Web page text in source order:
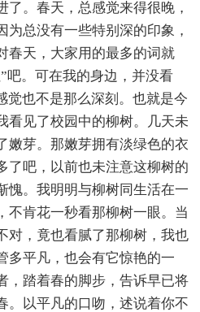
了。春天，总感觉来得很晚，
总没有一些特别深的印象，
春天，大家用的最多的词就
吧。可在我的身边，并没看
觉也不是那么深刻。也就是今
看见了校园中的柳树。几天未
嫩芽。那嫩芽拥有淡绿色的衣
了吧，以前也未注意这柳树的
愧。我明明与柳树同生活在一
不肯花一秒看那柳树一眼。当
对，竟也看腻了那柳树，我也
多平凡，也会有它惊艳的一
，踏着春的脚步，告诉早已将
。以平凡的口吻，述说着你不